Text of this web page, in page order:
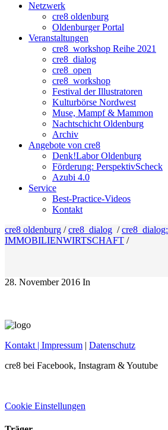
Netzwerk
cre8 oldenburg
Oldenburger Portal
Veranstaltungen
cre8_workshop Reihe 2021
cre8_dialog
cre8_open
cre8_workshop
Festival der Illustratoren
Kulturbörse Nordwest
Muse, Mampf & Mammon
Nachtschicht Oldenburg
Archiv
Angebote von cre8
Denk!Labor Oldenburg
Förderung: PerspektivScheck
Azubi 4.0
Service
Best-Practice-Videos
Kontakt
cre8 oldenburg /cre8_dialog /cre8_dialog:
IMMOBILIENWIRTSCHAFT /
28. November 2016 In
Kontakt | Impressum | Datenschutz
cre8 bei Facebook, Instagram & Youtube
Cookie Einstellungen